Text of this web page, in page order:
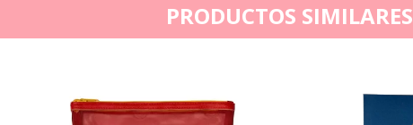
PRODUCTOS SIMILARES